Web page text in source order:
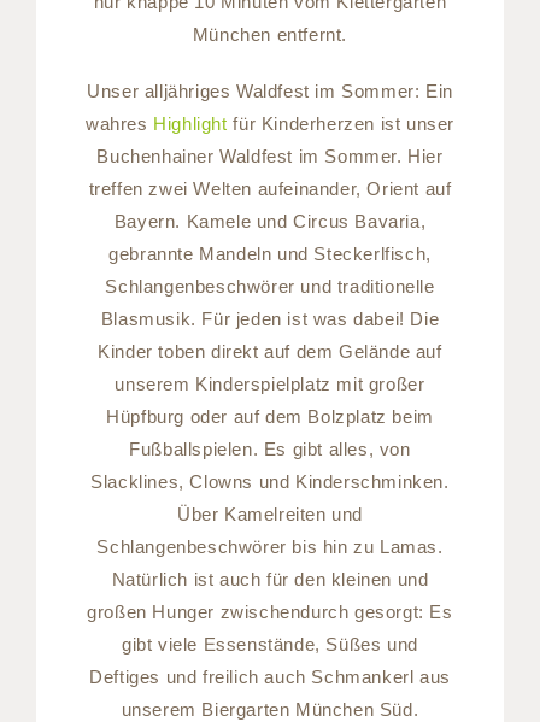
München entfernt.
Unser alljähriges Waldfest im Sommer: Ein
wahres Highlight für Kinderherzen ist unser
Buchenhainer Waldfest im Sommer. Hier
treffen zwei Welten aufeinander, Orient auf
Bayern. Kamele und Circus Bavaria,
gebrannte Mandeln und Steckerlfisch,
Schlangenbeschwörer und traditionelle
Blasmusik. Für jeden ist was dabei! Die
Kinder toben direkt auf dem Gelände auf
unserem Kinderspielplatz mit großer
Hüpfburg oder auf dem Bolzplatz beim
Fußballspielen. Es gibt alles, von
Slacklines, Clowns und Kinderschminken.
Über Kamelreiten und
Schlangenbeschwörer bis hin zu Lamas.
Natürlich ist auch für den kleinen und
großen Hunger zwischendurch gesorgt: Es
gibt viele Essenstände, Süßes und
Deftiges und freilich auch Schmankerl aus
unserem Biergarten München Süd.